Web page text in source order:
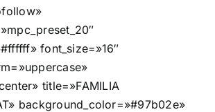
font_size=»16″
title=»FAMILIA
background_color=»#97b02e»